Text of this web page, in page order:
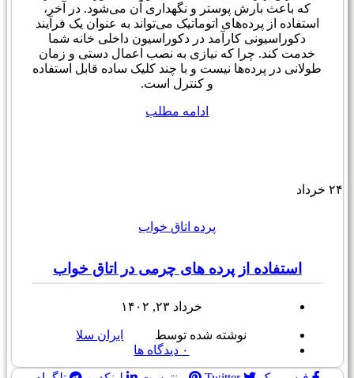
که باعث بارش پوستر و نگهداری آن می‌شود. در آخر،
استفاده از پرده‌های اتوماتیک می‌تواند به عنوان یک فرآیند
دکوراسیونی کارآمد در دکوراسیون داخلی خانه شما
خدمت کند. چرا که نیازی به نصب اعمال دستی و زمان
طولانی در پرده‌ها نیست و با چند کلیک ساده قابل استفاده
و کنترل است.
ادامه مطلب
۲۴ خرداد
پرده اتاق خواب
استفاده از پرده های چرمی در اتاق خواب
خرداد ۲۳, ۱۴۰۲
نوشته شده توسط
ایران سلا
۰ دیدگاه ها